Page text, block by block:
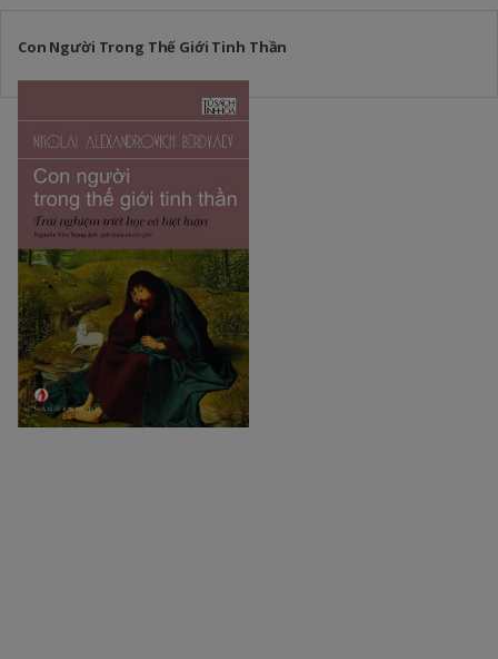
Con Người Trong Thế Giới Tinh Thần